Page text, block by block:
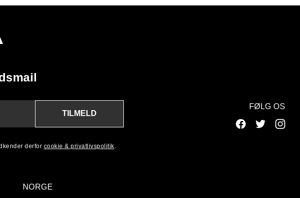
TILMELD
derfor cookie & privatlivspolitik
FØLG OS
NORGE